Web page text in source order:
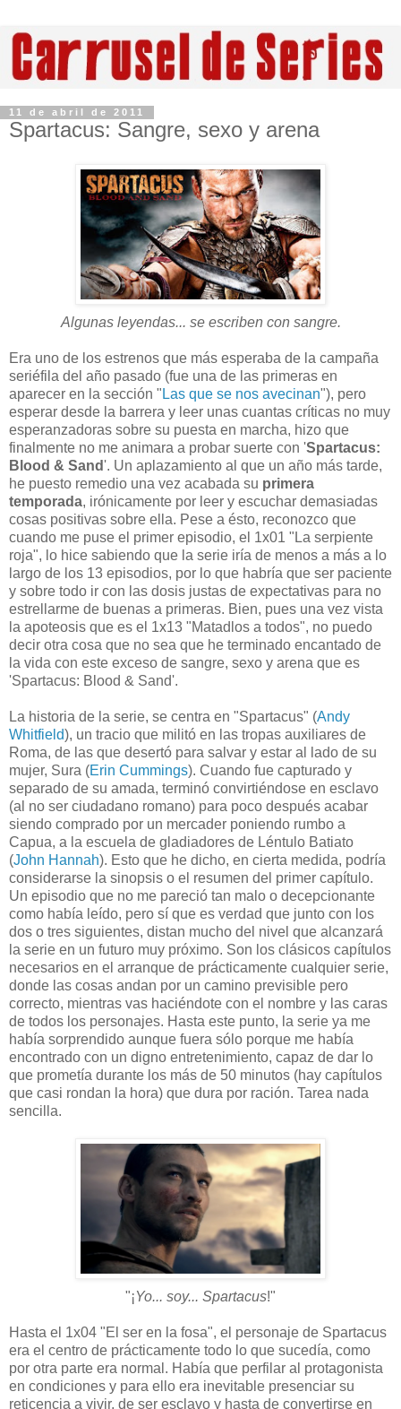
11 de abril de 2011
Spartacus: Sangre, sexo y arena
Algunas leyendas... se escriben con sangre.
Era uno de los estrenos que más esperaba de la campaña
seriéfila del año pasado (fue una de las primeras en
aparecer en la sección " Las que se nos avecinan"), pero
esperar desde la barrera y leer unas cuantas críticas no muy
esperanzadoras sobre su puesta en marcha, hizo que
finalmente no me animara a probar suerte con 'Spartacus:
Blood & Sand'. Un aplazamiento al que un año más tarde,
he puesto remedio una vez acabada su primera
temporada, irónicamente por leer y escuchar demasiadas
cosas positivas sobre ella. Pese a ésto, reconozco que
cuando me puse el primer episodio, el 1x01 "La serpiente
roja", lo hice sabiendo que la serie iría de menos a más a lo
largo de los 13 episodios, por lo que habría que ser paciente
y sobre todo ir con las dosis justas de expectativas para no
estrellarme de buenas a primeras. Bien, pues una vez vista
la apoteosis que es el 1x13 "Matadlos a todos", no puedo
decir otra cosa que no sea que he terminado encantado de
la vida con este exceso de sangre, sexo y arena que es
'Spartacus: Blood & Sand'.
La historia de la serie, se centra en "Spartacus" (Andy
Whitfield), un tracio que militó en las tropas auxiliares de
Roma, de las que desertó para salvar y estar al lado de su
mujer, Sura (Erin Cummings). Cuando fue capturado y
separado de su amada, terminó convirtiéndose en esclavo
(al no ser ciudadano romano) para poco después acabar
siendo comprado por un mercader poniendo rumbo a
Capua, a la escuela de gladiadores de Léntulo Batiato
(John Hannah). Esto que he dicho, en cierta medida, podría
considerarse la sinopsis o el resumen del primer capítulo.
Un episodio que no me pareció tan malo o decepcionante
como había leído, pero sí que es verdad que junto con los
dos o tres siguientes, distan mucho del nivel que alcanzará
la serie en un futuro muy próximo. Son los clásicos capítulos
necesarios en el arranque de prácticamente cualquier serie,
donde las cosas andan por un camino previsible pero
correcto, mientras vas haciéndote con el nombre y las caras
de todos los personajes. Hasta este punto, la serie ya me
había sorprendido aunque fuera sólo porque me había
encontrado con un digno entretenimiento, capaz de dar lo
que prometía durante los más de 50 minutos (hay capítulos
que casi rondan la hora) que dura por ración. Tarea nada
sencilla.
"¡Yo... soy... Spartacus!"
Hasta el 1x04 "El ser en la fosa", el personaje de Spartacus
era el centro de prácticamente todo lo que sucedía, como
por otra parte era normal. Había que perfilar al protagonista
en condiciones y para ello era inevitable presenciar su
reticencia a vivir, de ser esclavo y hasta de convertirse en